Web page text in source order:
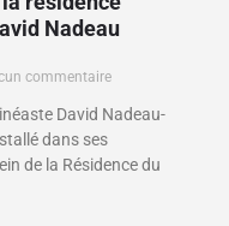
Nadeau
commentaire
David Nadeau-
dans ses
de la Résidence du